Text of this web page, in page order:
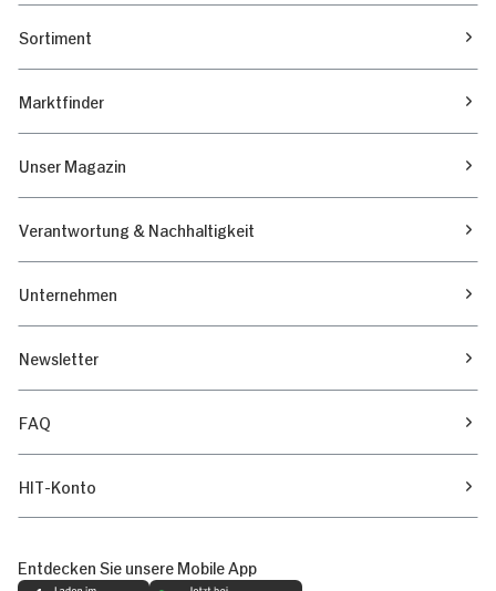
Sortiment
Marktfinder
Unser Magazin
Verantwortung & Nachhaltigkeit
Unternehmen
Newsletter
FAQ
HIT-Konto
Entdecken Sie unsere Mobile App